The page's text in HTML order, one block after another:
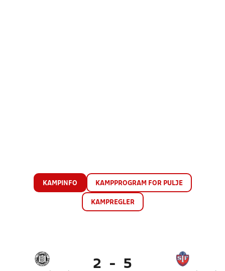
KAMPINFO KAMPPROGRAM FOR PULJE
KAMPREGLER
2 - 5